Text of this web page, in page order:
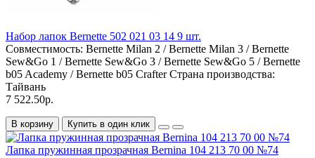
Набор лапок Bernette 502 021 03 14 9 шт.
Совместимость: Bernette Milan 2 / Bernette Milan 3 / Bernette
Sew&Go 1 / Bernette Sew&Go 3 / Bernette Sew&Go 5 / Bernette
b05 Academy / Bernette b05 CrafterСтрана производства:
Тайвань
7 522.50р.
В корзину Купить в один клик
Лапка пружинная прозрачная Bernina 104 213 70 00 №74